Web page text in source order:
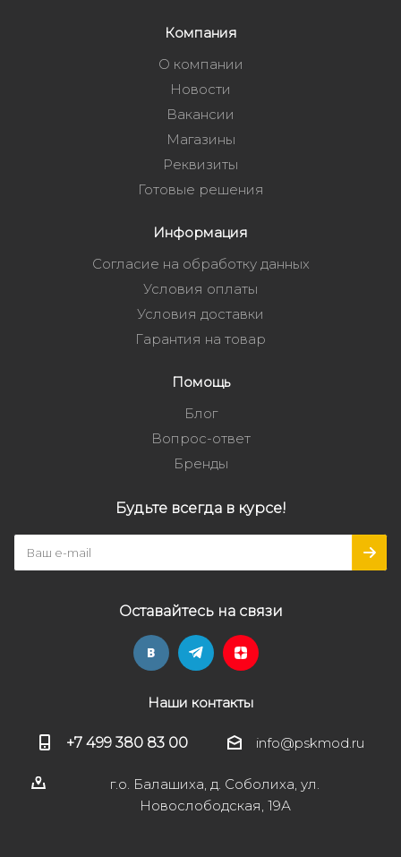
Компания
О компании
Новости
Вакансии
Магазины
Реквизиты
Готовые решения
Информация
Согласие на обработку данных
Условия оплаты
Условия доставки
Гарантия на товар
Помощь
Блог
Вопрос-ответ
Бренды
Будьте всегда в курсе!
Оставайтесь на связи
Наши контакты
+7 499 380 83 00 info@pskmod.ru
г.о. Балашиха, д. Соболиха, ул.
Новослободская, 19А